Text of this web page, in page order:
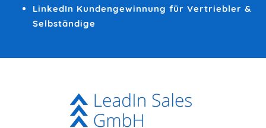
LinkedIn Kundengewinnung für Vertriebler &
Selbständige